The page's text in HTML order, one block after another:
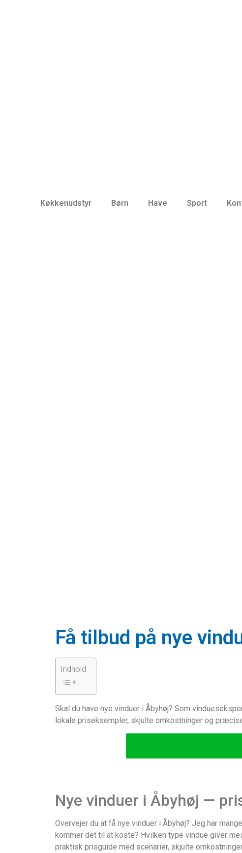
Køkkenudstyr Børn Have Sport
Få tilbud på nye
Indhold
Skal du have nye vinduer i Åbyhøj? Som
lokale priseksempler, skjulte omkostninger og
Nye vinduer i Åbyhøj —
Overvejer du at få nye vinduer i Åbyhøj? Jeg har
kommer det til at koste? Hvilken type vindue giver
praktisk prisguide med scenarier, skjulte